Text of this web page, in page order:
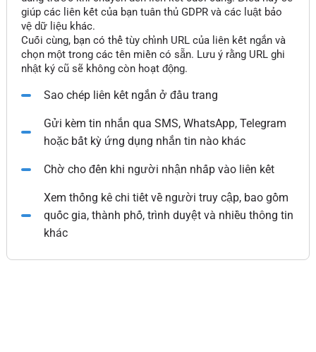
giúp các liên kết của bạn tuân thủ GDPR và các luật bảo
vệ dữ liệu khác.
Cuối cùng, bạn có thể tùy chỉnh URL của liên kết ngắn và
chọn một trong các tên miền có sẵn. Lưu ý rằng URL ghi
nhật ký cũ sẽ không còn hoạt động.
Sao chép liên kết ngắn ở đầu trang
Gửi kèm tin nhắn qua SMS, WhatsApp, Telegram
hoặc bất kỳ ứng dụng nhắn tin nào khác
Chờ cho đến khi người nhận nhấp vào liên kết
Xem thống kê chi tiết về người truy cập, bao gồm
quốc gia, thành phố, trình duyệt và nhiều thông tin
khác